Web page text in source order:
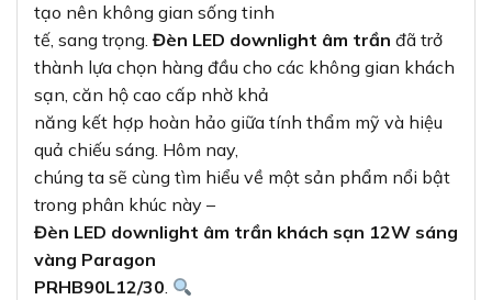
tạo nên không gian sống tinh
tế, sang trọng. Đèn LED downlight âm trần đã trở
thành lựa chọn hàng đầu cho các không gian khách
sạn, căn hộ cao cấp nhờ khả
năng kết hợp hoàn hảo giữa tính thẩm mỹ và hiệu
quả chiếu sáng. Hôm nay,
chúng ta sẽ cùng tìm hiểu về một sản phẩm nổi bật
trong phân khúc này –
Đèn LED downlight âm trần khách sạn 12W sáng
vàng Paragon
PRHB90L12/30.